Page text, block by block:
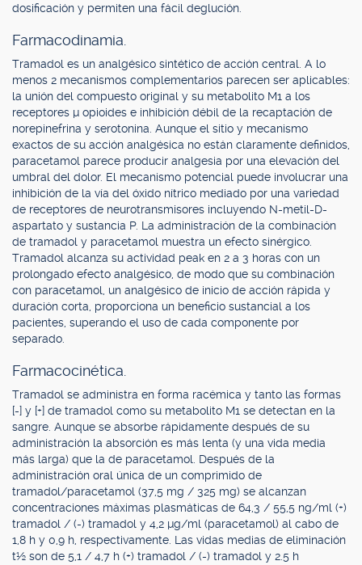
dosificación y permiten una fácil deglución.
Farmacodinamia.
Tramadol es un analgésico sintético de acción central. A lo
menos 2 mecanismos complementarios parecen ser aplicables:
la unión del compuesto original y su metabolito M1 a los
receptores µ opioides e inhibición débil de la recaptación de
norepinefrina y serotonina. Aunque el sitio y mecanismo
exactos de su acción analgésica no están claramente definidos,
paracetamol parece producir analgesia por una elevación del
umbral del dolor. El mecanismo potencial puede involucrar una
inhibición de la vía del óxido nítrico mediado por una variedad
de receptores de neurotransmisores incluyendo N-metil-D-
aspartato y sustancia P. La administración de la combinación
de tramadol y paracetamol muestra un efecto sinérgico.
Tramadol alcanza su actividad peak en 2 a 3 horas con un
prolongado efecto analgésico, de modo que su combinación
con paracetamol, un analgésico de inicio de acción rápida y
duración corta, proporciona un beneficio sustancial a los
pacientes, superando el uso de cada componente por
separado.
Farmacocinética.
Tramadol se administra en forma racémica y tanto las formas
[-] y [+] de tramadol como su metabolito M1 se detectan en la
sangre. Aunque se absorbe rápidamente después de su
administración la absorción es más lenta (y una vida media
más larga) que la de paracetamol. Después de la
administración oral única de un comprimido de
tramadol/paracetamol (37,5 mg / 325 mg) se alcanzan
concentraciones máximas plasmáticas de 64,3 / 55,5 ng/ml (+)
tramadol / (-) tramadol y 4,2 µg/ml (paracetamol) al cabo de
1,8 h y 0,9 h, respectivamente. Las vidas medias de eliminación
t½ son de 5,1 / 4,7 h (+) tramadol / (-) tramadol y 2.5 h